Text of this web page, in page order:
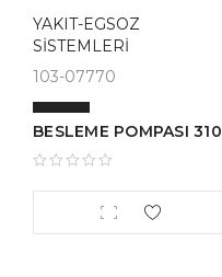
YAKIT-EGSOZ
SİSTEMLERİ
103-07770
BESLEME POMPASI 310